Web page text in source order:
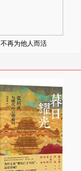
不再为他人而活